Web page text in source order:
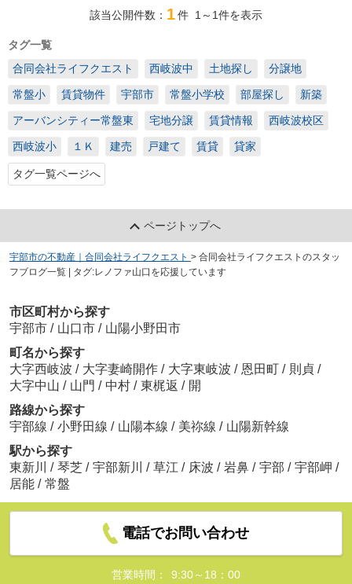
該当公開件数： 1件 1～1件を表示
タグ一覧
合同会社ライフクエスト
西岐波中 土地探し 分譲地
常盤小 賃貸物件 宇部市 常盤小学校 部屋探し 新築
アーバンシティー常盤東 宅地分譲 賃貸情報 西岐波校区
西岐波小 １Ｋ 建売 戸建て 賃貸 貸家
タグ一覧ページへ
ページトップへ
宇部市の不動産｜合同会社ライフクエスト > 合同会社ライフクエストのスタッ
フブログ一覧 | タグ:レノファ山口を応援しています
市区町村から探す
宇部市 / 山口市 / 山陽小野田市
町名から探す
大字西岐波 / 大字妻崎開作 / 大字東岐波 / 恩田町 / 則貞 /
大字中山 / 山門 / 中村 / 東梶返 / 開
路線から探す
宇部線 / 小野田線 / 山陽本線 / 美祢線 / 山陽新幹線
駅から探す
東新川
/ 琴芝 / 宇部新川 / 草江 / 床波 / 岩鼻 / 宇部 / 宇部岬 /
居能 / 常盤
電話でお問い合わせ
営業時間：
9:30～18：00